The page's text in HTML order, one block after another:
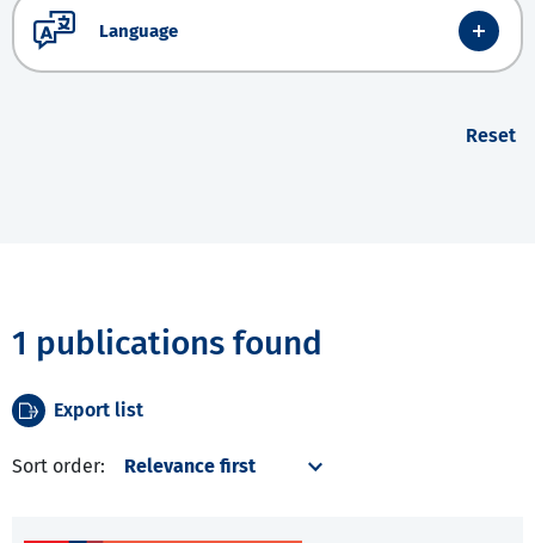
Language
Reset
1 publications found
Export list
Sort order: